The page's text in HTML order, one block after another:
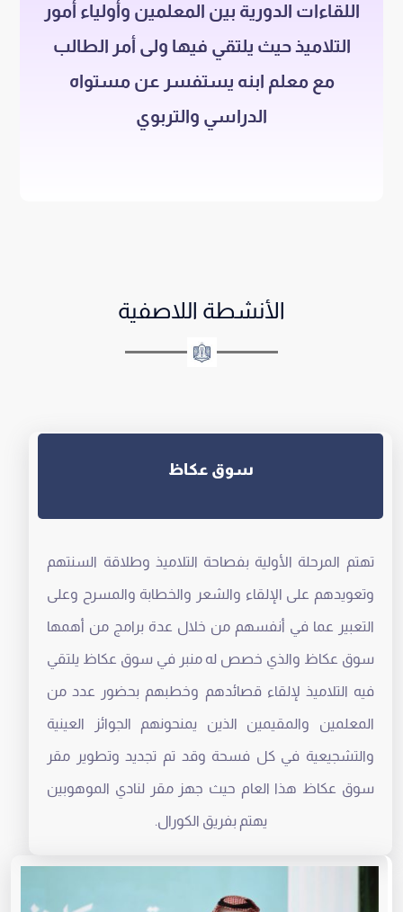
اللقاءات الدورية بين المعلمين وأولياء أمور
التلاميذ حيث يلتقي فيها ولى أمر الطالب
مع معلم ابنه يستفسر عن مستواه
الدراسي والتربوي
الأنشطة اللاصفية
سوق عكاظ
تهتم المرحلة الأولية بفصاحة التلاميذ وطلاقة السنتهم
وتعويدهم على الإلقاء والشعر والخطابة والمسرح وعلى
التعبير عما في أنفسهم من خلال عدة برامج من أهمها
سوق عكاظ والذي خصص له منبر في سوق عكاظ يلتقي
فيه التلاميذ لإلقاء قصائدهم وخطبهم بحضور عدد من
المعلمين والمقيمين الذين يمنحونهم الجوائز العينية
والتشجيعية في كل فسحة وقد تم تجديد وتطوير مقر
سوق عكاظ هذا العام حيث جهز مقر لنادي الموهوبين
يهتم بفريق الكورال.